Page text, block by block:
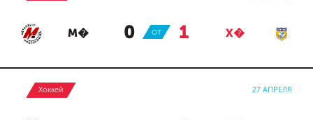
М� 0 : 1 Х�
ОТ
Хоккей 27 АПРЕЛЯ